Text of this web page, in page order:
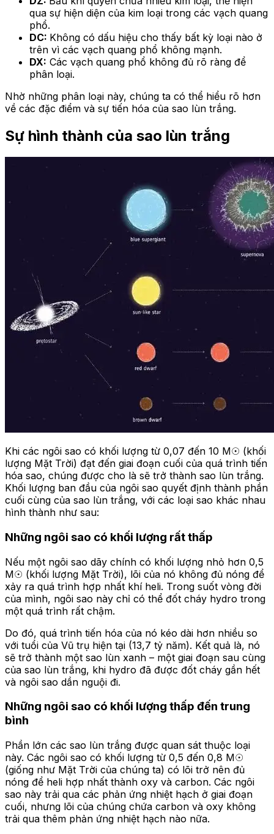
qua sự hiện diện của kim loại trong các vạch quang
phổ.
DC: Không có dấu hiệu cho thấy bất kỳ loại nào ở
trên vì các vạch quang phổ không mạnh.
DX: Các vạch quang phổ không đủ rõ ràng để
phân loại.
Nhờ những phân loại này, chúng ta có thể hiểu rõ hơn
về các đặc điểm và sự tiến hóa của sao lùn trắng.
Sự hình thành của sao lùn trắng
Khi các ngôi sao có khối lượng từ 0,07 đến 10 M☉ (khối
lượng Mặt Trời) đạt đến giai đoạn cuối của quá trình tiến
hóa sao, chúng được cho là sẽ trở thành sao lùn trắng.
Khối lượng ban đầu của ngôi sao quyết định thành phần
cuối cùng của sao lùn trắng, với các loại sao khác nhau
hình thành như sau:
Những ngôi sao có khối lượng rất thấp
Nếu một ngôi sao dãy chính có khối lượng nhỏ hơn 0,5
M☉ (khối lượng Mặt Trời), lõi của nó không đủ nóng để
xảy ra quá trình hợp nhất khí heli. Trong suốt vòng đời
của mình, ngôi sao này chỉ có thể đốt cháy hydro trong
một quá trình rất chậm.
Do đó, quá trình tiến hóa của nó kéo dài hơn nhiều so
với tuổi của Vũ trụ hiện tại (13,7 tỷ năm). Kết quả là, nó
sẽ trở thành một sao lùn xanh – một giai đoạn sau cùng
của sao lùn trắng, khi hydro đã được đốt cháy gần hết
và ngôi sao dần nguội đi.
Những ngôi sao có khối lượng thấp đến trung
bình
Phần lớn các sao lùn trắng được quan sát thuộc loại
này. Các ngôi sao có khối lượng từ 0,5 đến 0,8 M☉
(giống như Mặt Trời của chúng ta) có lõi trở nên đủ
nóng để heli hợp nhất thành oxy và carbon. Các ngôi
sao này trải qua các phản ứng nhiệt hạch ở giai đoạn
cuối, nhưng lõi của chúng chứa carbon và oxy không
trải qua thêm phản ứng nhiệt hạch nào nữa.